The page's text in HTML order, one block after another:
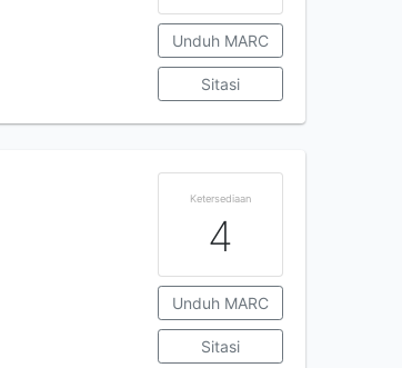
Unduh MARC
Sitasi
Ketersediaan
4
Unduh MARC
Sitasi